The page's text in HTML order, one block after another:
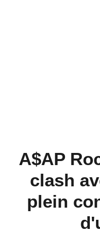
A$AP
clash
plein